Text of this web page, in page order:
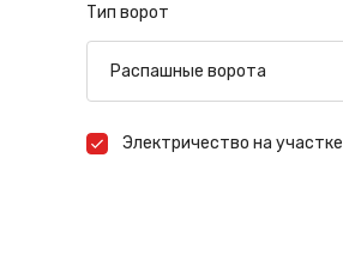
Тип ворот
Электричество на участке